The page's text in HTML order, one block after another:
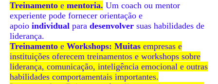
Treinamento e mentoria. Um coach ou mentor
experiente pode fornecer orientação e
apoio individual para desenvolver suas habilidades de
liderança.
Treinamento e Workshops: Muitas empresas e
instituições oferecem treinamentos e workshops sobre
liderança, comunicação, inteligência emocional e outras
habilidades comportamentais importantes.